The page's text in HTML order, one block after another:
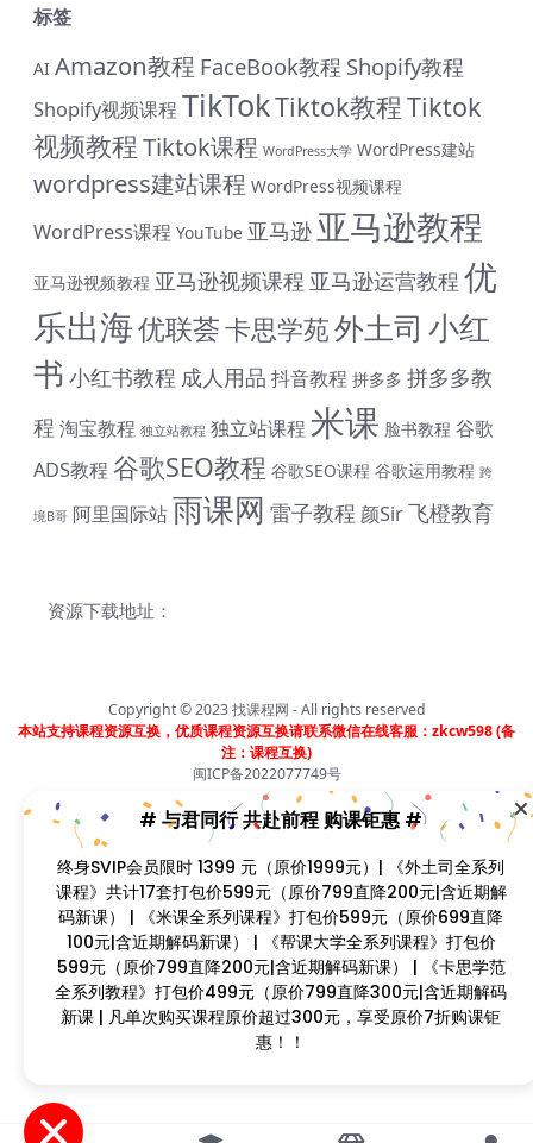
标签
AI Amazon教程 FaceBook教程 Shopify教程
Shopify视频课程 TikTokTiktok教程Tiktok
视频教程Tiktok课程 WordPress大学 WordPress建站
wordpress建站课程 WordPress视频课程
WordPress课程 YouTube 亚马逊 亚马逊教程
亚马逊视频教程 亚马逊视频课程 亚马逊运营教程 优
乐出海优联荟卡思学苑外土司 小红
书 小红书教程 成人用品 抖音教程 拼多多 拼多多教
程 淘宝教程 独立站教程 独立站课程 米课 脸书教程 谷歌
ADS教程 谷歌SEO教程 谷歌SEO课程 谷歌运用教程 跨
境B哥 阿里国际站雨课网 雷子教程 颜Sir飞橙教育
资源下载地址：
Copyright © 2023找课程网 - All rights reserved
本站支持课程资源互换，优质课程资源互换请联系微信在线客服：zkcw598 (备
注：课程互换)
闽ICP备2022077749号
首页 分类 会员 我的
终身SVIP会员限时 1399 元（原价1999元）| 《外土司全系
程》打包价599元（原价799直降200元|含近期解码新
课） | 《卡思学范全系列教程》打包价499元（原价799直
降300元|含近期解码新课 | 凡单次购买课程原价超过300
元，享受原价7折购课钜惠！！